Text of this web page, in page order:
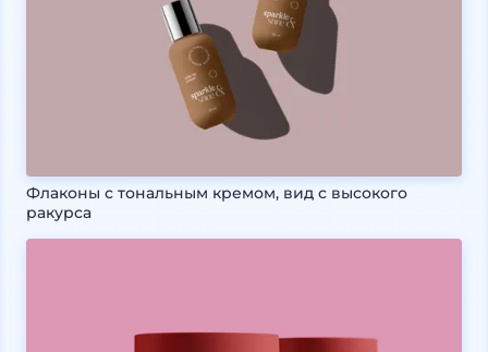
Флаконы с тональным кремом, вид с высокого
ракурса